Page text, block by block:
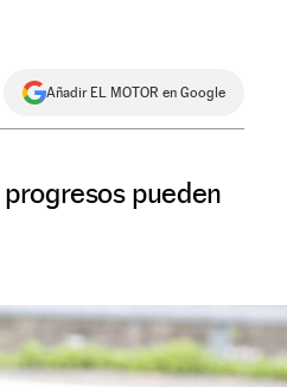
Añadir EL MOTOR en Google
pueden